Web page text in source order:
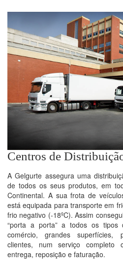
Centros de
A Gelgurte assegura uma
de todos os seus produtos, em
Continental. A sua frota de
está equipada para transporte em
frio negativo (-18ºC). Assim
“porta a porta” a todos os tipos
comércio, grandes superfícies,
clientes, num serviço completo
entrega, reposição e faturação.